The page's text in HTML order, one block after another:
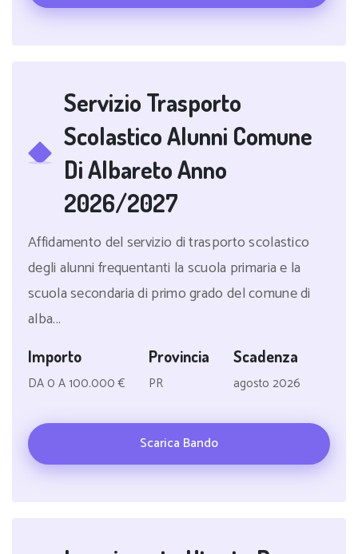
Servizio Trasporto
Scolastico Alunni Comune
Di Albareto Anno
2026/2027
Affidamento del servizio di trasporto scolastico
degli alunni frequentanti la scuola primaria e la
scuola secondaria di primo grado del comune di
alba...
Importo
DA 0 A 100.000 €
Provincia
PR
Scadenza
agosto 2026
Scarica Bando